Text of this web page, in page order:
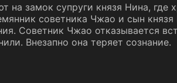
на замок супруги князя Нина, где
советника Чжао и сын
Советник Чжао отказывается
Внезапно она теряет сознание.